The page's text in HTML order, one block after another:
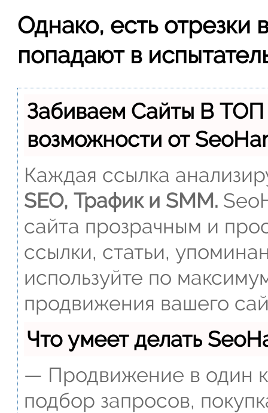
Однако, есть отрезки
попадают в
Забиваем Сайты В
возможности от
Каждая ссылка
SEO, Трафик и SMM.
сайта прозрачным и
ссылки, статьи,
используйте по
продвижения вашего
Что умеет делать
— Продвижение в один
подбор запросов,